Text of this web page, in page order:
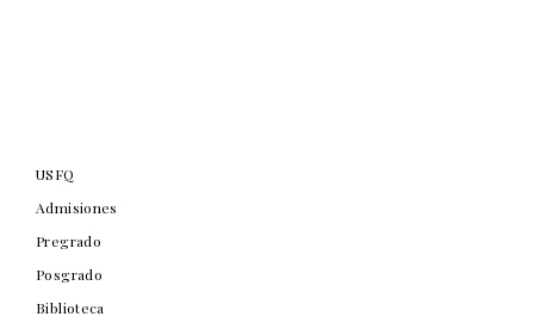
USFQ
Admisiones
Pregrado
Posgrado
Biblioteca